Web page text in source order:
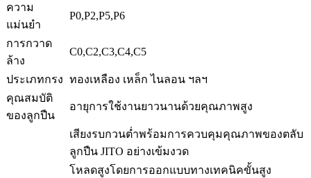
ความ
แม่นยำ
P0,P2,P5,P6
การกวาด
ล้าง
C0,C2,C3,C4,C5
ประเภทกรง ทองเหลือง เหล็ก ไนลอน ฯลฯ
คุณสมบัติ
ของลูกปืน
อายุการใช้งานยาวนานด้วยคุณภาพสูง
เสียงรบกวนต่ำพร้อมการควบคุมคุณภาพของตลับ
ลูกปืน JITO อย่างเข้มงวด
โหลดสูงโดยการออกแบบทางเทคนิคขั้นสูง